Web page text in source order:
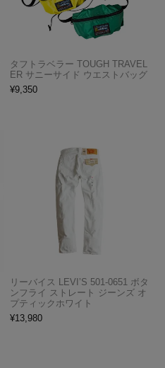
タフトラベラー TOUGH TRAVEL
ER サニーサイド ウエストバッグ
¥9,350
リーバイス LEVI’S 501-0651 ボタ
ンフライ ストレート ジーンズ オ
プティックホワイト
¥13,980